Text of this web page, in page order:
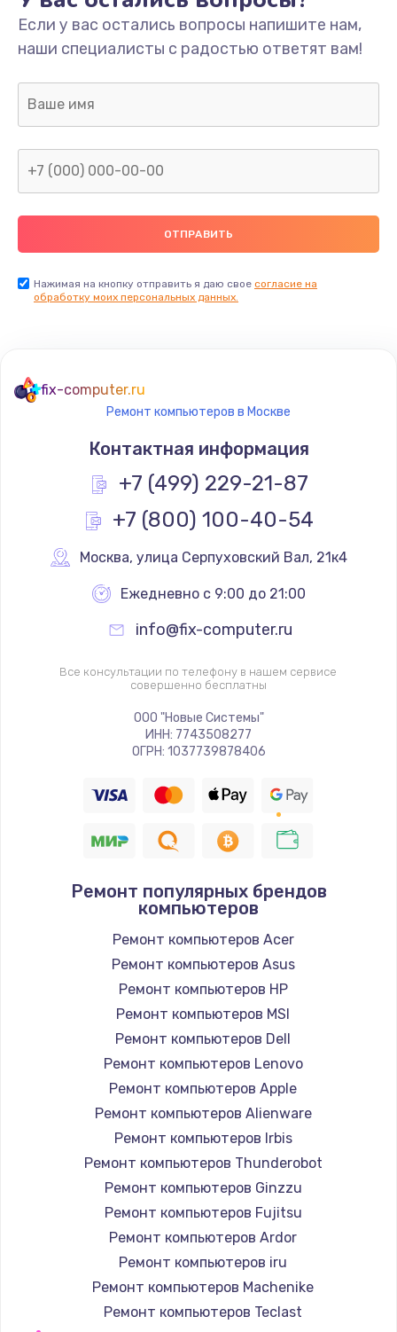
Если у вас остались вопросы напишите нам,
наши специалисты с радостью ответят вам!
Нажимая на кнопку отправить я даю свое согласие на
обработку моих персональных данных.
fix-computer.ru
Ремонт компьютеров в Москве
Контактная информация
+7 (499) 229-21-87
+7 (800) 100-40-54
Москва, улица Серпуховский Вал, 21к4
Ежедневно с 9:00 до 21:00
info@fix-computer.ru
Все консультации по телефону в нашем сервисе
совершенно бесплатны
ООО "Новые Системы"
ИНН: 7743508277
ОГРН: 1037739878406
Ремонт популярных брендов
компьютеров
Ремонт компьютеров Acer
Ремонт компьютеров Asus
Ремонт компьютеров HP
Ремонт компьютеров MSI
Ремонт компьютеров Dell
Ремонт компьютеров Lenovo
Ремонт компьютеров Apple
Ремонт компьютеров Alienware
Ремонт компьютеров Irbis
Ремонт компьютеров Thunderobot
Ремонт компьютеров Ginzzu
Ремонт компьютеров Fujitsu
Ремонт компьютеров Ardor
Ремонт компьютеров iru
Ремонт компьютеров Machenike
Ремонт компьютеров Teclast